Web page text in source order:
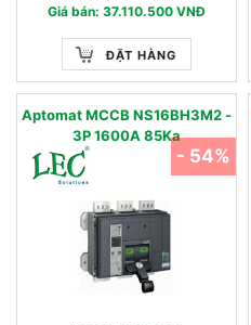
Giá bán: 37.110.500 VNĐ
ĐẶT HÀNG
Aptomat MCCB NS16BH3M2 -
3P 1600A 85Ka
- 54%